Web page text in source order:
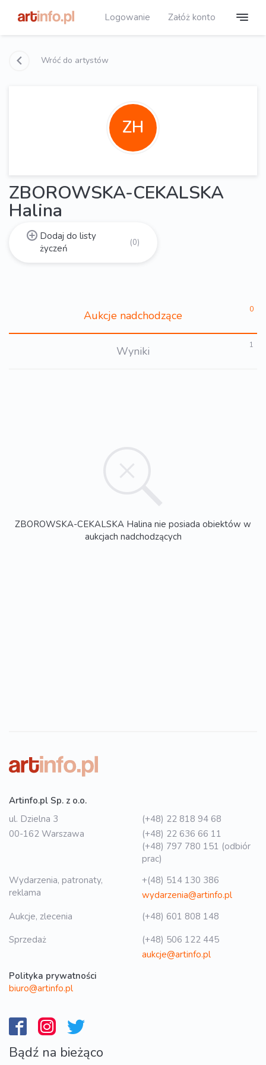
Logowanie Załóż konto
Wróć do artystów
ZH
ZBOROWSKA-CEKALSKA
Halina
Dodaj do listy
życzeń
(0)
Aukcje nadchodzące 0
Wyniki 1
ZBOROWSKA-CEKALSKA Halina nie posiada obiektów w
aukcjach nadchodzących
Artinfo.pl Sp. z o.o.
ul. Dzielna 3
00-162 Warszawa
(+48) 22 818 94 68
(+48) 22 636 66 11
(+48) 797 780 151 (odbiór
prac)
Wydarzenia, patronaty,
reklama
+(48) 514 130 386
wydarzenia@artinfo.pl
Aukcje, zlecenia
(+48) 601 808 148
Sprzedaż
(+48) 506 122 445
aukcje@artinfo.pl
Polityka prywatności
biuro@artinfo.pl
Bądź na bieżąco